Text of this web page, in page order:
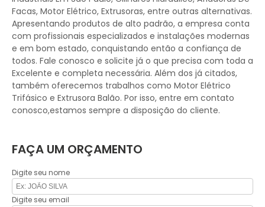
Facas, Motor Elétrico, Extrusoras, entre outras alternativas.
Apresentando produtos de alto padrão, a empresa conta
com profissionais especializados e instalações modernas
e em bom estado, conquistando então a confiança de
todos. Fale conosco e solicite já o que precisa com toda a
Excelente e completa necessária. Além dos já citados,
também oferecemos trabalhos como Motor Elétrico
Trifásico e Extrusora Balão. Por isso, entre em contato
conosco,estamos sempre a disposição do cliente.
FAÇA UM ORÇAMENTO
Digite seu nome
Digite seu email